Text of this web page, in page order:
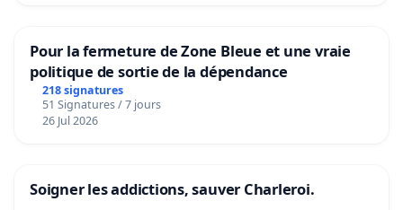
Pour la fermeture de Zone Bleue et une vraie
politique de sortie de la dépendance
218 signatures
51 Signatures / 7 jours
26 Jul 2026
Soigner les addictions, sauver Charleroi.